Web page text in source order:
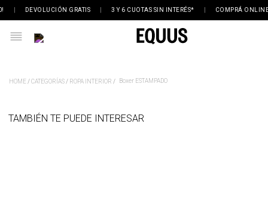
DEVOLUCIÓN GRATIS 3 Y 6 CUOTAS SIN INTERÉS* COMPRÁ
CATEGORÍAS ROPA INTERIOR Boxer ESTAMPADO
TAMBIÉN TE PUEDE INTERESAR